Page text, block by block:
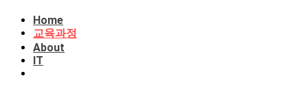
Home
교육과정
About
IT